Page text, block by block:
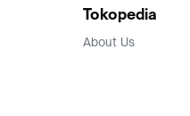
Tokopedia
About Us